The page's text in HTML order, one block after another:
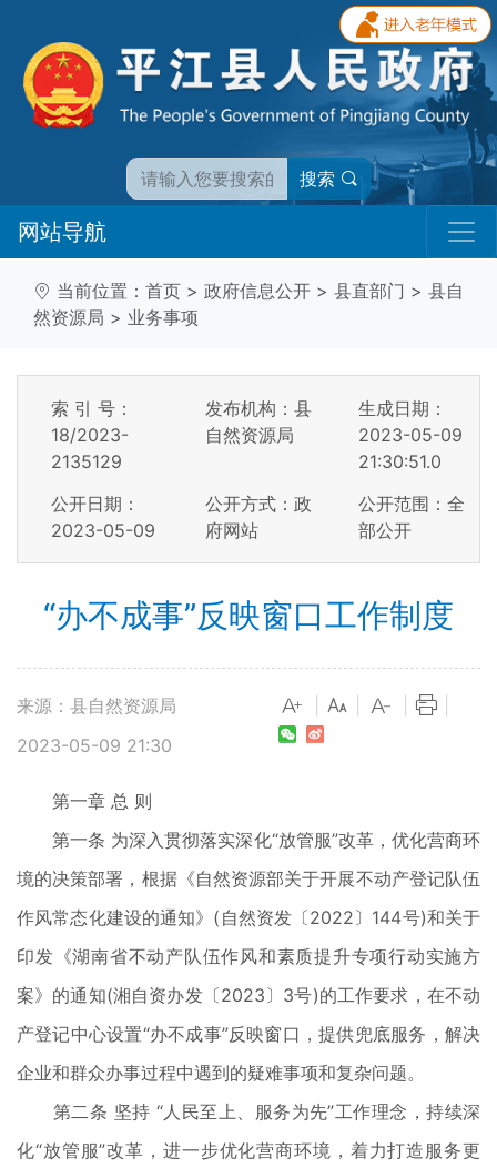
搜索
网站导航
当前位置： 首页 > 政府信息公开 > 县直部门 > 县自
然资源局 > 业务事项
索 引 号：
18/2023-
2135129
发布机构：县
自然资源局
生成日期：
2023-05-09
21:30:51.0
公开日期：
2023-05-09
公开方式：政
府网站
公开范围：全
部公开
“办不成事”反映窗口工作制度
来源：县自然资源局
2023-05-09 21:30
第一章 总 则
第一条 为深入贯彻落实深化“放管服”改革，优化营商环
境的决策部署，根据《自然资源部关于开展不动产登记队伍
作风常态化建设的通知》(自然资发〔2022〕144号)和关于
印发《湖南省不动产队伍作风和素质提升专项行动实施方
案》的通知(湘自资办发〔2023〕3号)的工作要求，在不动
产登记中心设置“办不成事”反映窗口，提供兜底服务，解决
企业和群众办事过程中遇到的疑难事项和复杂问题。
第二条 坚持 “人民至上、服务为先”工作理念，持续深
化“放管服”改革，进一步优化营商环境，着力打造服务更